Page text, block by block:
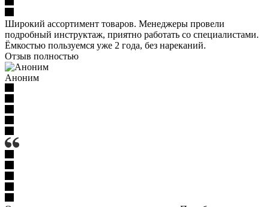
Широкий ассортимент товаров. Менеджеры провели
подробный инструктаж, приятно работать со специалистами.
Ёмкостью пользуемся уже 2 года, без нареканий.
Отзыв полностью
Аноним